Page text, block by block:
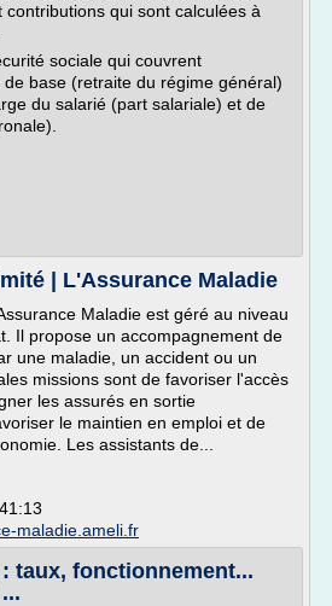
contributions qui sont calculées à
sociale qui couvrent
base (retraite du régime général)
du salarié (part salariale) et de
| L'Assurance Maladie
Maladie est géré au niveau
Il propose un accompagnement de
une maladie, un accident ou un
missions sont de favoriser l'accès
les assurés en sortie
le maintien en emploi et de
Les assistants de...
maladie.ameli.fr
taux, fonctionnement...